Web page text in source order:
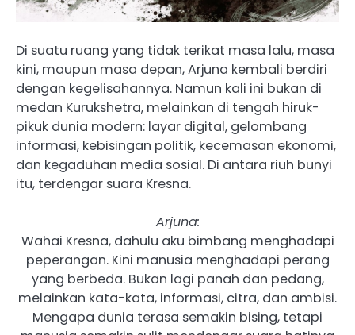
Di suatu ruang yang tidak terikat masa lalu, masa
kini, maupun masa depan, Arjuna kembali berdiri
dengan kegelisahannya. Namun kali ini bukan di
medan Kurukshetra, melainkan di tengah hiruk-
pikuk dunia modern: layar digital, gelombang
informasi, kebisingan politik, kecemasan ekonomi,
dan kegaduhan media sosial. Di antara riuh bunyi
itu, terdengar suara Kresna.
Arjuna:
Wahai Kresna, dahulu aku bimbang menghadapi
peperangan. Kini manusia menghadapi perang
yang berbeda. Bukan lagi panah dan pedang,
melainkan kata-kata, informasi, citra, dan ambisi.
Mengapa dunia terasa semakin bising, tetapi